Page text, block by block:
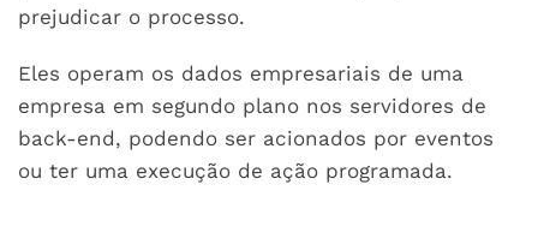
prejudicar o processo.
Eles operam os dados empresariais de uma
empresa em segundo plano nos servidores de
back-end, podendo ser acionados por eventos
ou ter uma execução de ação programada.